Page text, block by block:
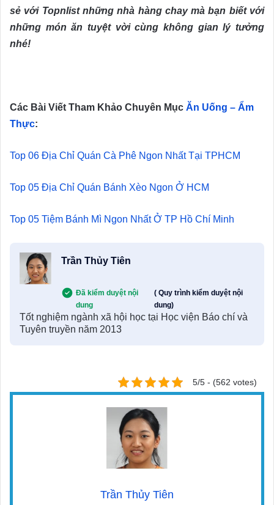
sẻ với Topnlist những nhà hàng chay mà bạn biết với
những món ăn tuyệt vời cùng không gian lý tưởng
nhé!
Các Bài Viết Tham Khảo Chuyên Mục Ăn Uống – Ẩm
Thực:
Top 06 Địa Chỉ Quán Cà Phê Ngon Nhất Tại TPHCM
Top 05 Địa Chỉ Quán Bánh Xèo Ngon Ở HCM
Top 05 Tiệm Bánh Mì Ngon Nhất Ở TP Hồ Chí Minh
Trần Thủy Tiên
Đã kiểm duyệt nội
dung
( Quy trình kiểm duyệt nội
dung)
Tốt nghiệm ngành xã hội học tại Học viện Báo chí và
Tuyên truyền năm 2013
5/5 - (562 votes)
Trần Thủy Tiên